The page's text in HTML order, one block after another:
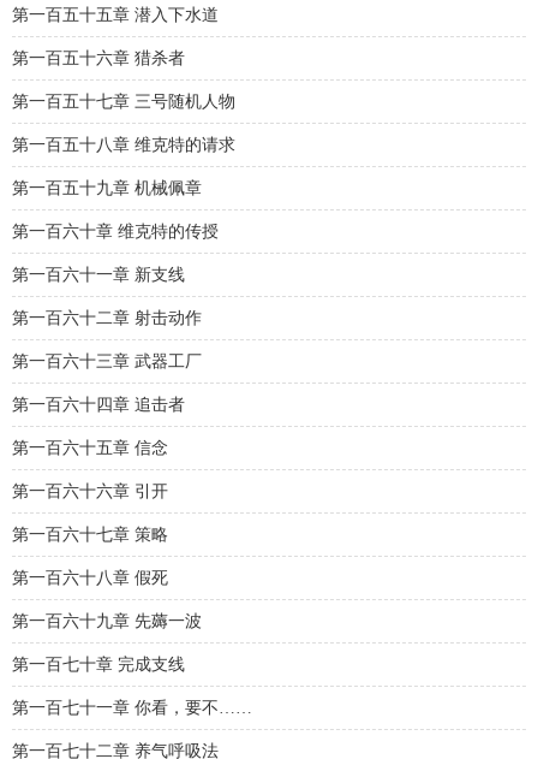
第一百五十五章 潜入下水道
第一百五十六章 猎杀者
第一百五十七章 三号随机人物
第一百五十八章 维克特的请求
第一百五十九章 机械佩章
第一百六十章 维克特的传授
第一百六十一章 新支线
第一百六十二章 射击动作
第一百六十三章 武器工厂
第一百六十四章 追击者
第一百六十五章 信念
第一百六十六章 引开
第一百六十七章 策略
第一百六十八章 假死
第一百六十九章 先薅一波
第一百七十章 完成支线
第一百七十一章 你看，要不……
第一百七十二章 养气呼吸法